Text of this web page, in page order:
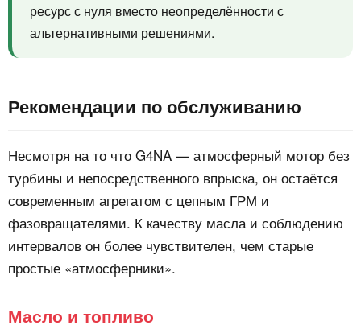
ресурс с нуля вместо неопределённости с
альтернативными решениями.
Рекомендации по обслуживанию
Несмотря на то что G4NA — атмосферный мотор без
турбины и непосредственного впрыска, он остаётся
современным агрегатом с цепным ГРМ и
фазовращателями. К качеству масла и соблюдению
интервалов он более чувствителен, чем старые
простые «атмосферники».
Масло и топливо